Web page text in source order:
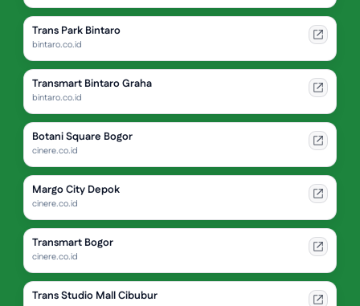
Trans Park Bintaro
bintaro.co.id
Transmart Bintaro Graha
bintaro.co.id
Botani Square Bogor
cinere.co.id
Margo City Depok
cinere.co.id
Transmart Bogor
cinere.co.id
Trans Studio Mall Cibubur